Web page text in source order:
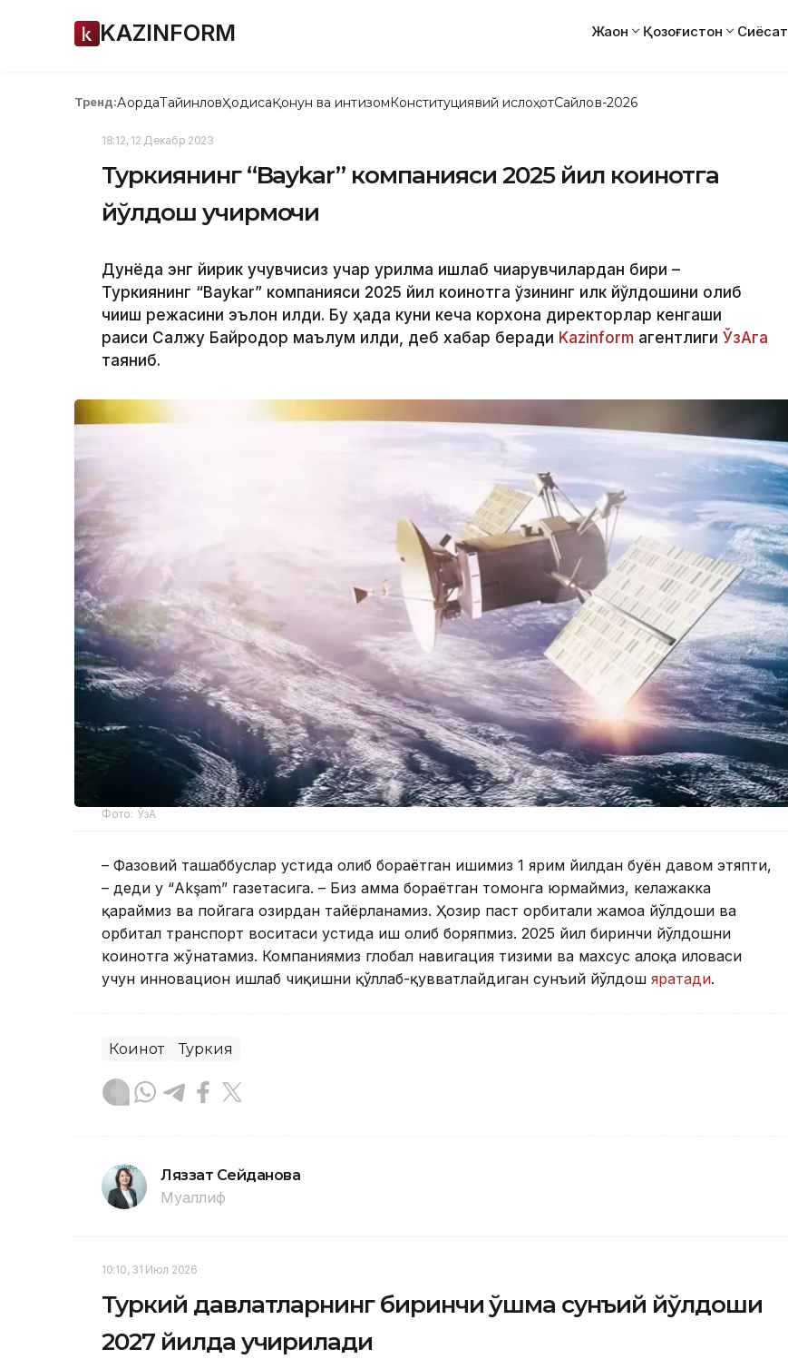
KAZINFORM Жаҳон Қозоғистон Сиёсат
Тренд:АқордаТайинловҲодисаҚонун ва интизомКонституциявий ислоҳотСайлов-2026
18:12, 12 Декабр 2023
Туркиянинг “Baykar” компанияси 2025 йил коинотга
йўлдош учирмоқчи
Дунёда энг йирик учувчисиз учар қурилма ишлаб чиқарувчилардан бири –
Туркиянинг “Baykar” компанияси 2025 йил коинотга ўзининг илк йўлдошини олиб
чиқиш режасини эълон қилди. Бу ҳақда куни кеча корхона директорлар кенгаши
раиси Салжуқ Байроқдор маълум қилди, деб хабар беради Kazinform агентлиги ЎзАга
таяниб.
Фото: ЎзА
– Фазовий ташаббуслар устида олиб бораётган ишимиз 1 ярим йилдан буён давом этяпти,
– деди у “Akşam” газетасига. – Биз ҳамма бораётган томонга юрмаймиз, келажакка
қараймиз ва пойгага ҳозирдан тайёрланамиз. Ҳозир паст орбитали жамоа йўлдоши ва
орбитал транспорт воситаси устида иш олиб боряпмиз. 2025 йил биринчи йўлдошни
коинотга жўнатамиз. Компаниямиз глобал навигация тизими ва махсус алоқа иловаси
учун инновацион ишлаб чиқишни қўллаб-қувватлайдиган сунъий йўлдош яратади.
Коинот Туркия
Ляззат Сейданова
Муаллиф
10:10, 31 Июл 2026
Туркий давлатларнинг биринчи қўшма сунъий йўлдоши
2027 йилда учирилади